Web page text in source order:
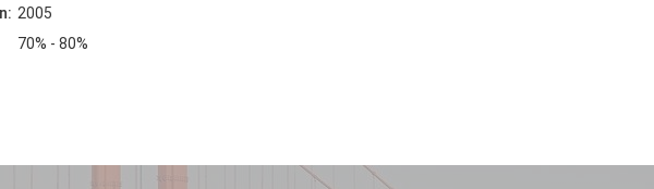
2005
70% - 80%